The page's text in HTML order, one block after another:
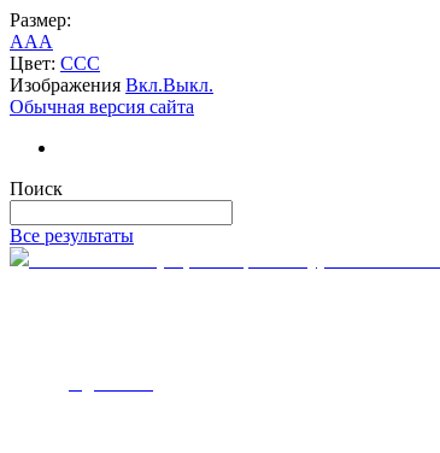
Размер:
AAA
Цвет: CCC
Изображения Вкл.Выкл.
Обычная версия сайта
Поиск
Все результаты